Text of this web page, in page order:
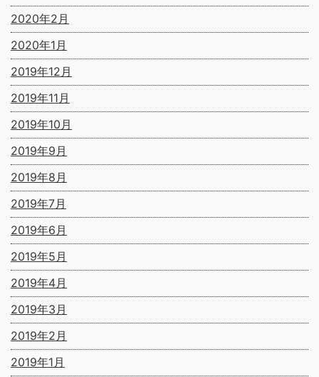
2020年2月
2020年1月
2019年12月
2019年11月
2019年10月
2019年9月
2019年8月
2019年7月
2019年6月
2019年5月
2019年4月
2019年3月
2019年2月
2019年1月